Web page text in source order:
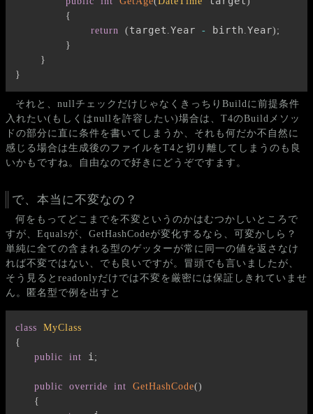
{
return
( target Year - birth Year) ;
}
}
}
それと、nullチェックだけじゃなくきっちりBuildに前提条件
入れたい(もしくはnullを許容したい)場合は、T4のBuildメソッ
ドの部分に直に条件を書いてしまうか、それも何だか不自然に
感じる場合は生成後のファイルをT4と切り離してしまうのも良
いかもですね。自由なので好きにどうぞですます。
で、本当に不変なの？
何をもってどこまでを不変というのかはむつかしいところで
すが、Equalsが、GetHashCodeが変化するなら、可変かしら？
単純に全ての含まれる型のゲッターが常に同一の値を返さなけ
れば不変ではない、でも良いですが。冒頭でも言いましたが、
そう見るとreadonlyだけでは不変を厳密には保証しきれていませ
ん。匿名型で例を出すと
class
MyClass
{
public
int i ;
public override int GetHashCode()
{